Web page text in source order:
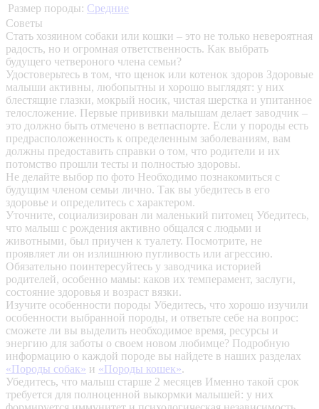
Размер породы: Средние
Советы
Стать хозяином собаки или кошки – это не только невероятная
радость, но и огромная ответственность. Как выбрать
будущего четвероного члена семьи?
Удостоверьтесь в том, что щенок или котенок здоров Здоровые
малыши активны, любопытны и хорошо выглядят: у них
блестящие глазки, мокрый носик, чистая шерстка и упитанное
телосложение. Первые прививки малышам делает заводчик –
это должно быть отмечено в ветпаспорте. Если у породы есть
предрасположенность к определенным заболеваниям, вам
должны предоставить справки о том, что родители и их
потомство прошли тесты и полностью здоровы.
Не делайте выбор по фото Необходимо познакомиться с
будущим членом семьи лично. Так вы убедитесь в его
здоровье и определитесь с характером.
Уточните, социализирован ли маленький питомец Убедитесь,
что малыш с рождения активно общался с людьми и
животными, был приучен к туалету. Посмотрите, не
проявляет ли он излишнюю пугливость или агрессию.
Обязательно поинтересуйтесь у заводчика историей
родителей, особенно мамы: каков их темперамент, заслуги,
состояние здоровья и возраст вязки.
Изучите особенности породы Убедитесь, что хорошо изучили
особенности выбранной породы, и ответьте себе на вопрос:
сможете ли вы выделить необходимое время, ресурсы и
энергию для заботы о своем новом любимце? Подробную
информацию о каждой породе вы найдете в наших разделах
«Породы собак» и «Породы кошек».
Убедитесь, что малыш старше 2 месяцев Именно такой срок
требуется для полноценной выкормки малышей: у них